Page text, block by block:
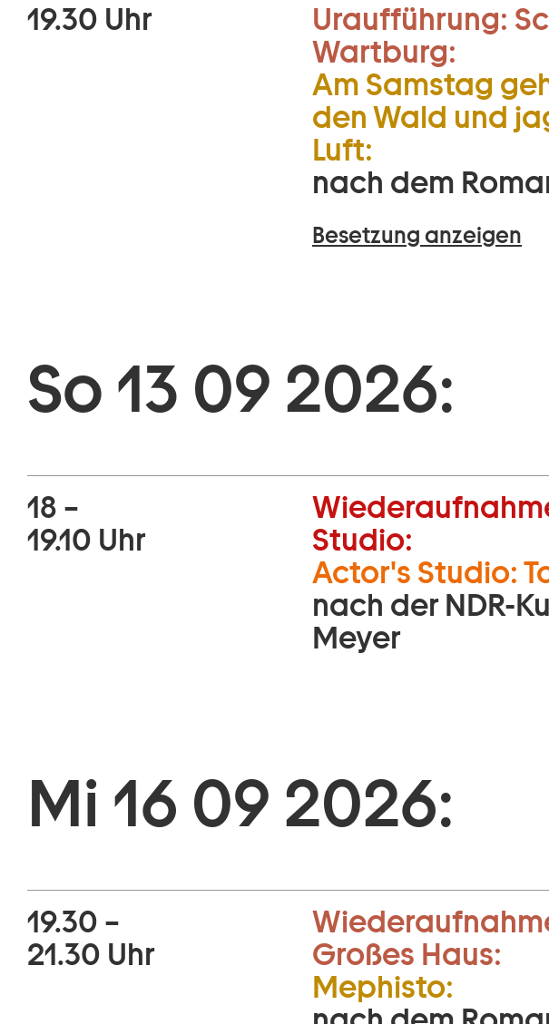
19.30 Uhr Uraufführung:
Wartburg:
Am Samstag
den Wald und
Luft:
nach dem
Besetzung anzeigen
So 13 09 2026:
18 –
19.10 Uhr
Studio:
Actor's Studio:
nach der NDR-
Meyer
Mi 16 09 2026:
19.30 –
21.30 Uhr
Großes Haus:
Mephisto: